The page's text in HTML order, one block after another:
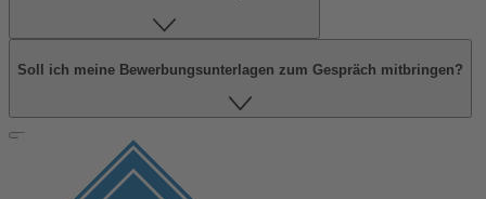
Soll ich meine Bewerbungsunterlagen zum Gespräch mitbringen?